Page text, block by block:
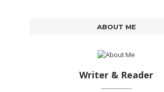
ABOUT ME
Writer & Reader